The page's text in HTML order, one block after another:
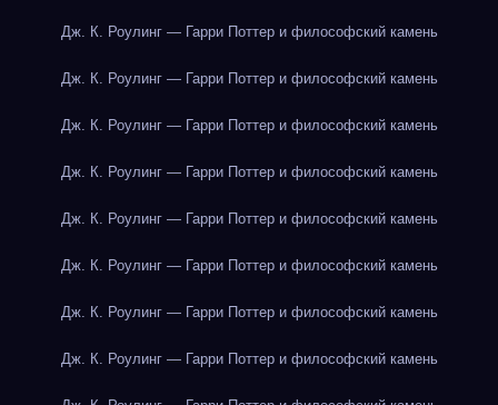
Дж. К. Роулинг — Гарри Поттер и философский камень
Дж. К. Роулинг — Гарри Поттер и философский камень
Дж. К. Роулинг — Гарри Поттер и философский камень
Дж. К. Роулинг — Гарри Поттер и философский камень
Дж. К. Роулинг — Гарри Поттер и философский камень
Дж. К. Роулинг — Гарри Поттер и философский камень
Дж. К. Роулинг — Гарри Поттер и философский камень
Дж. К. Роулинг — Гарри Поттер и философский камень